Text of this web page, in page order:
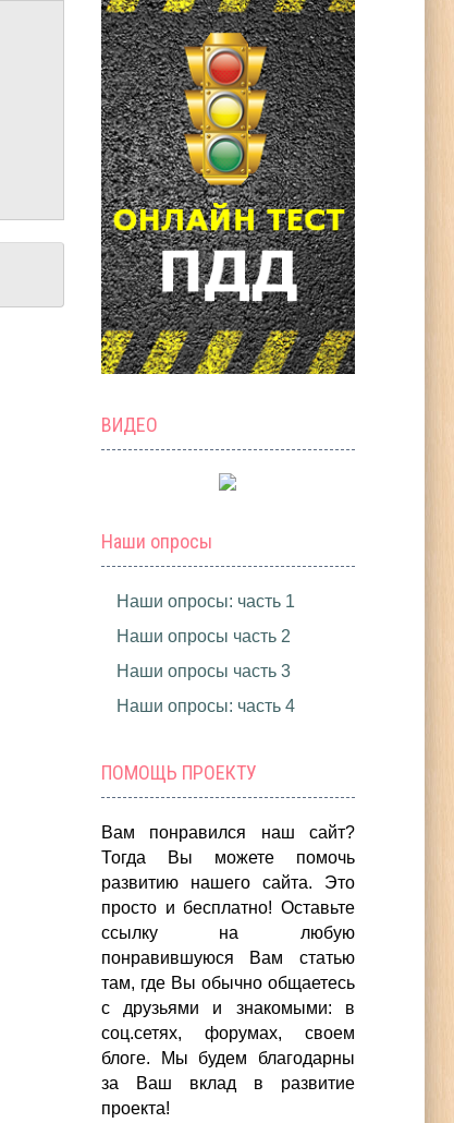
ВИДЕО
Наши опросы
Наши опросы: часть 1
Наши опросы часть 2
Наши опросы часть 3
Наши опросы: часть 4
ПОМОЩЬ ПРОЕКТУ
Вам понравился наш сайт?
Тогда Вы можете помочь
развитию нашего сайта. Это
просто и бесплатно! Оставьте
ссылку на любую
понравившуюся Вам статью
там, где Вы обычно общаетесь
с друзьями и знакомыми: в
соц.сетях, форумах, своем
блоге. Мы будем благодарны
за Ваш вклад в развитие
проекта!